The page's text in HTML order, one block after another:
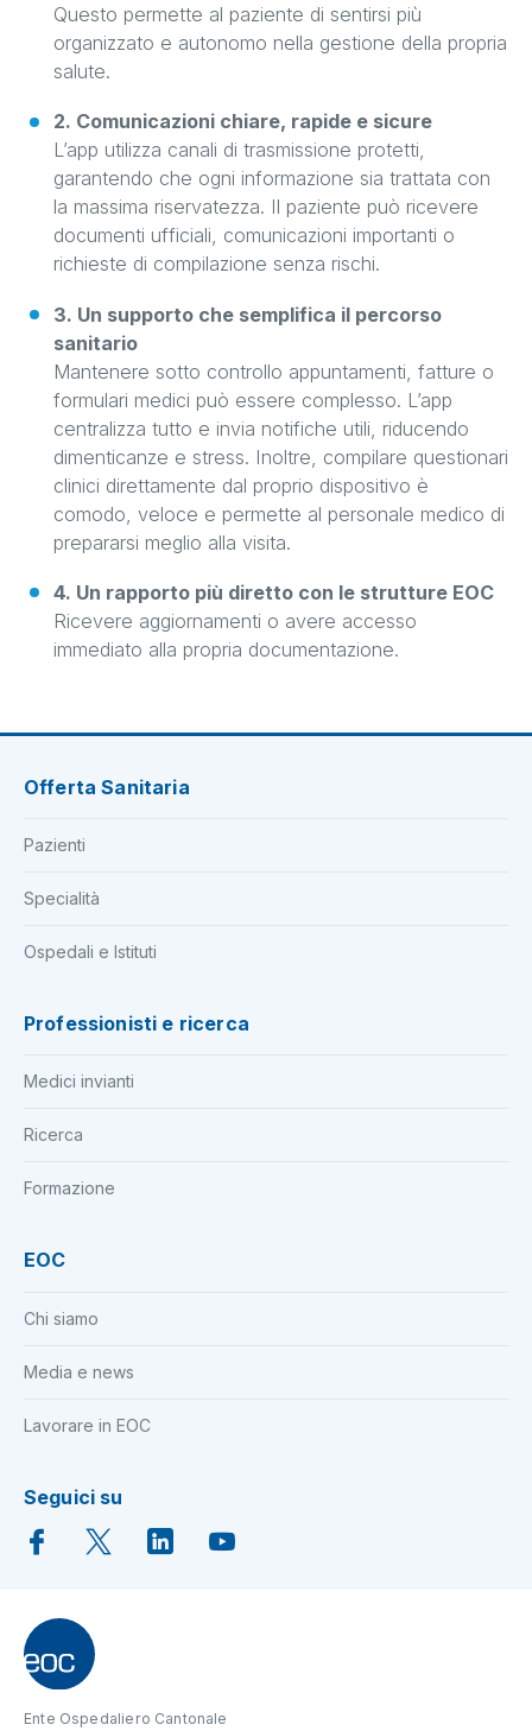
Questo permette al paziente di sentirsi più
organizzato e autonomo nella gestione della propria
salute.
2. Comunicazioni chiare, rapide e sicure
L’app utilizza canali di trasmissione protetti,
garantendo che ogni informazione sia trattata con
la massima riservatezza. Il paziente può ricevere
documenti ufficiali, comunicazioni importanti o
richieste di compilazione senza rischi.
3. Un supporto che semplifica il percorso
sanitario
Mantenere sotto controllo appuntamenti, fatture o
formulari medici può essere complesso. L’app
centralizza tutto e invia notifiche utili, riducendo
dimenticanze e stress. Inoltre, compilare questionari
clinici direttamente dal proprio dispositivo è
comodo, veloce e permette al personale medico di
prepararsi meglio alla visita.
4. Un rapporto più diretto con le strutture EOC
Ricevere aggiornamenti o avere accesso
immediato alla propria documentazione.
Offerta Sanitaria
Pazienti
Specialità
Ospedali e Istituti
Professionisti e ricerca
Medici invianti
Ricerca
Formazione
EOC
Chi siamo
Media e news
Lavorare in EOC
Seguici su
Ente Ospedaliero Cantonale